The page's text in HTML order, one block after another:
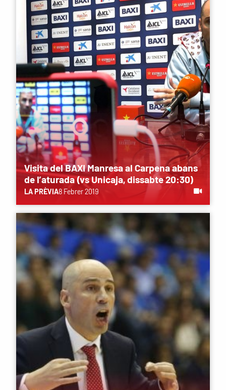
Visita del BAXI Manresa al Carpena abans
de l’aturada (vs Unicaja, dissabte 20:30)
LA PRÈVIA8 Febrer 2019